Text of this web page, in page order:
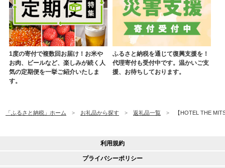
1度の寄付で複数回お届け！お米や
お肉、ビールなど、楽しみが続く人
気の定期便を一挙ご紹介いたしま
す。
ふるさと納税を通じて復興支援を！
代理寄付も受付中です。温かいご支
援、お待ちしております。
「ふるさと納税」ホーム お礼品から探す 返礼品一覧 【HOTEL THE
利用規約
プライバシーポリシー